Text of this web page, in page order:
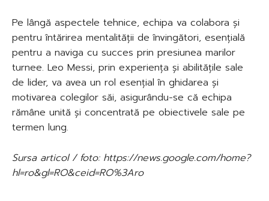
Pe lângă aspectele tehnice, echipa va colabora și
pentru întărirea mentalității de învingători, esențială
pentru a naviga cu succes prin presiunea marilor
turnee. Leo Messi, prin experiența și abilitățile sale
de lider, va avea un rol esențial în ghidarea și
motivarea colegilor săi, asigurându-se că echipa
rămâne unită și concentrată pe obiectivele sale pe
termen lung.
Sursa articol / foto: https://news.google.com/home?
hl=ro&gl=RO&ceid=RO%3Aro